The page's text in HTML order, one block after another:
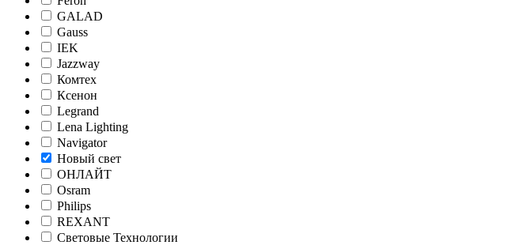
GALAD
Gauss
IEK
Jazzway
Комтех
Ксенон
Legrand
Lena Lighting
Navigator
Новый свет
ОНЛАЙТ
Osram
Philips
REXANT
Световые Технологии